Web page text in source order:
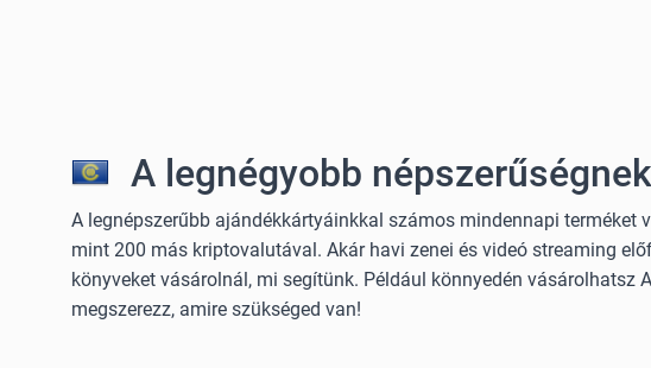
A legnégyobb
A legnépszerűbb ajándékkártyáinkkal számos mindennapi
mint 200 más kriptovalutával. Akár havi zenei és videó streaming
könyveket vásárolnál, mi segítünk. Például könnyedén
megszerezz, amire szükséged van!